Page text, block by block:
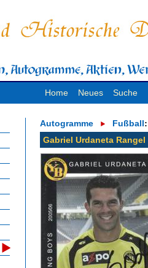
Home Neues Suche
Autogramme Fußball:
Gabriel Urdaneta Rangel